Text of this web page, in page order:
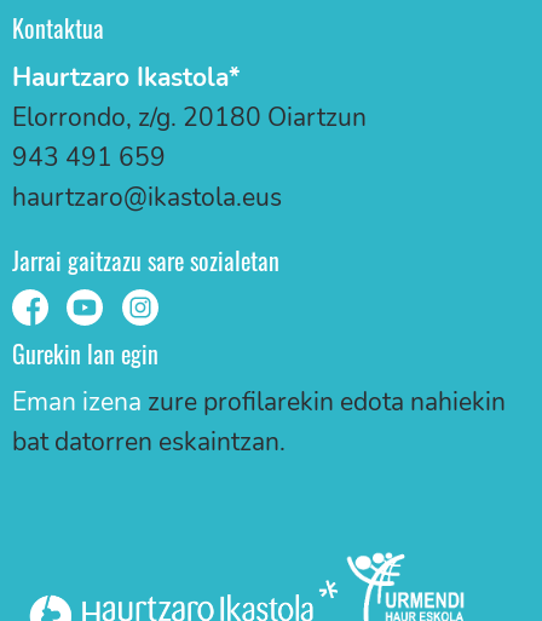
Kontaktua
Haurtzaro Ikastola*
Elorrondo, z/g. 20180 Oiartzun
943 491 659
haurtzaro@ikastola.eus
Jarrai gaitzazu sare sozialetan
Gurekin lan egin
Eman izena zure profilarekin edota nahiekin
bat datorren eskaintzan.